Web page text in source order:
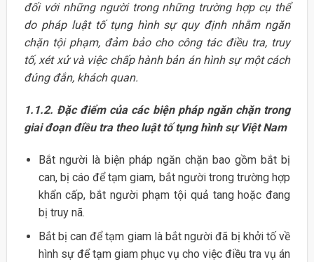
đối với những người trong những trường hợp cụ thể
do pháp luật tố tụng hình sự quy định nhằm ngăn
chặn tội phạm, đảm bảo cho công tác điều tra, truy
tố, xét xử và việc chấp hành bản án hình sự một cách
đúng đắn, khách quan.
1.1.2. Đặc điểm của các biện pháp ngăn chặn trong
giai đoạn điều tra theo luật tố tụng hình sự Việt Nam
Bắt người là biện pháp ngăn chặn bao gồm bắt bị
can, bị cáo để tạm giam, bắt người trong trường hợp
khẩn cấp, bắt người phạm tội quả tang hoặc đang
bị truy nã.
Bắt bị can để tạm giam là bắt người đã bị khởi tố về
hình sự để tạm giam phục vụ cho việc điều tra vụ án